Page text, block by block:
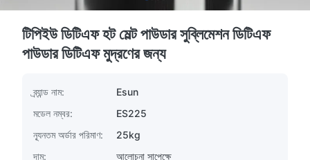
টিপিইউ ডিটিএফ হট মেল্ট পাউডার সুব্লিমেশন ডিটিএফ
পাউডার ডিটিএফ মুদ্রণের জন্য
ব্র্যান্ড নাম:
Esun
মডেল নম্বর:
ES225
ন্যূনতম অর্ডার পরিমাণ:
25kg
দাম:
আলোচনা সাপেক্ষে